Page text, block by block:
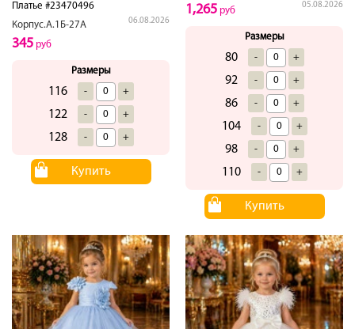
Платье #23470496
Корпус.А.1Б-27А
06.08.2026
345 руб
Размеры
116 - +
122 - +
128 - +
Купить
05.08.2026
1,265 руб
Размеры
80 - +
92 - +
86 - +
104 - +
98 - +
110 - +
Купить